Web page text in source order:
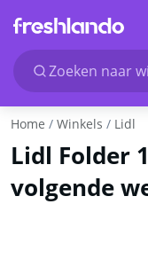
Zoeken naar
Home Winkels Lidl
Lidl Folder
volgende